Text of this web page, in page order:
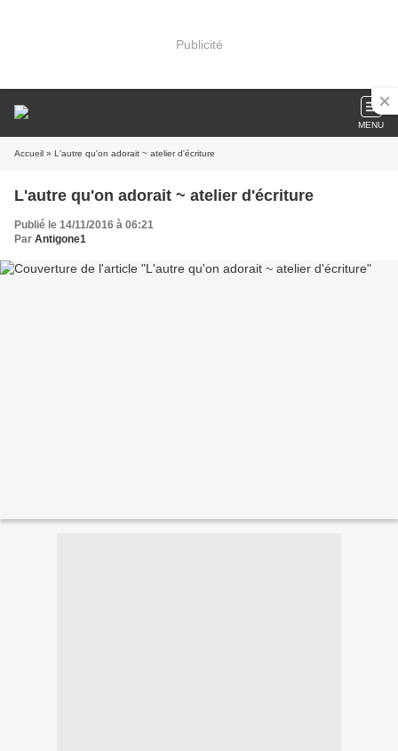
Publicité
MENU
Accueil » L'autre qu'on adorait ~ atelier d'écriture
L'autre qu'on adorait ~ atelier d'écriture
Publié le 14/11/2016 à 06:21
Par Antigone1